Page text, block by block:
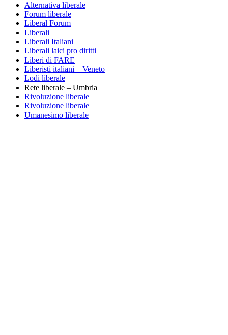
Alternativa liberale
Forum liberale
Liberal Forum
Liberali
Liberali Italiani
Liberali laici pro diritti
Liberi di FARE
Liberisti italiani – Veneto
Lodi liberale
Rete liberale – Umbria
Rivoluzione liberale
Rivoluzione liberale
Umanesimo liberale